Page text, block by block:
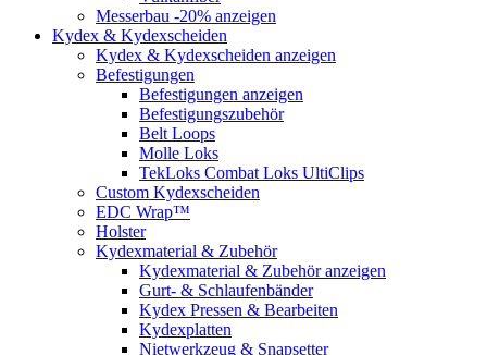
Messerbau -20% anzeigen
Kydex & Kydexscheiden
Kydex & Kydexscheiden anzeigen
Befestigungen
Befestigungen anzeigen
Befestigungszubehör
Belt Loops
Molle Loks
TekLoks Combat Loks UltiClips
Custom Kydexscheiden
EDC Wrap™
Holster
Kydexmaterial & Zubehör
Kydexmaterial & Zubehör anzeigen
Gurt- & Schlaufenbänder
Kydex Pressen & Bearbeiten
Kydexplatten
Nietwerkzeug & Snapsetter